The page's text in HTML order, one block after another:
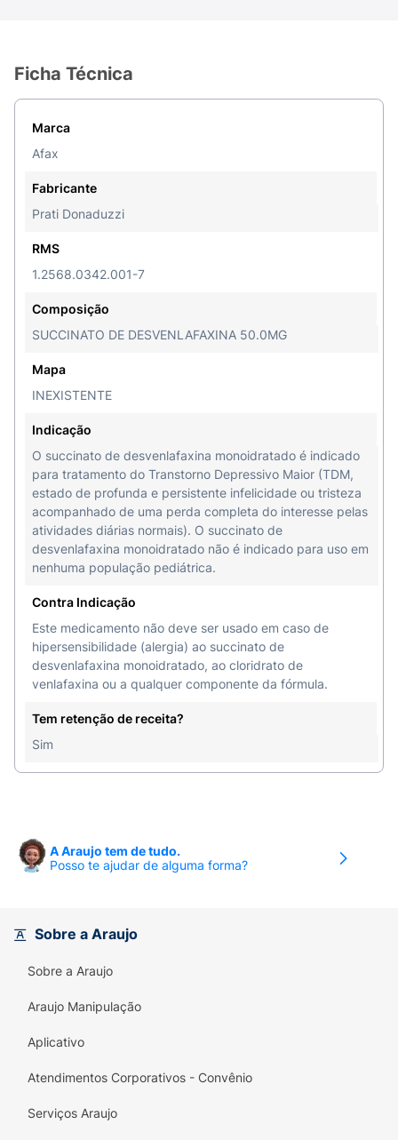
Ficha Técnica
Marca
Afax
Fabricante
Prati Donaduzzi
RMS
1.2568.0342.001-7
Composição
SUCCINATO DE DESVENLAFAXINA 50.0MG
Mapa
INEXISTENTE
Indicação
O succinato de desvenlafaxina monoidratado é indicado
para tratamento do Transtorno Depressivo Maior (TDM,
estado de profunda e persistente infelicidade ou tristeza
acompanhado de uma perda completa do interesse pelas
atividades diárias normais). O succinato de
desvenlafaxina monoidratado não é indicado para uso em
nenhuma população pediátrica.
Contra Indicação
Este medicamento não deve ser usado em caso de
hipersensibilidade (alergia) ao succinato de
desvenlafaxina monoidratado, ao cloridrato de
venlafaxina ou a qualquer componente da fórmula.
Tem retenção de receita?
Sim
A Araujo tem de tudo.
Posso te ajudar de alguma forma?
Sobre a Araujo
Sobre a Araujo
Araujo Manipulação
Aplicativo
Atendimentos Corporativos - Convênio
Serviços Araujo